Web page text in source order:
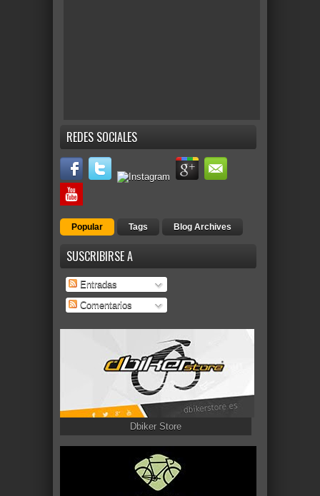
REDES SOCIALES
Popular Tags Blog Archives
SUSCRIBIRSE A
Entradas
Comentarios
Dbiker Store